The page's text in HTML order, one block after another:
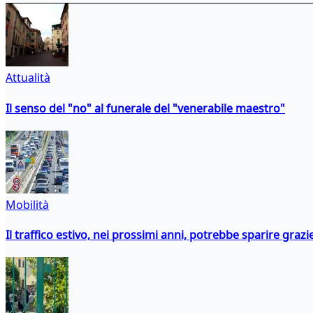
Attualità
Il senso del "no" al funerale del "venerabile maestro"
Mobilità
Il traffico estivo, nei prossimi anni, potrebbe sparire